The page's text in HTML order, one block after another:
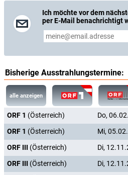
Ich möchte vor dem
per E-Mail benachrichtigt
Bisherige Ausstrahlungstermine:
alle anzeigen
ORF 1 (Österreich) Do,
ORF 1 (Österreich) Mi,
ORF III (Österreich) Di,
ORF III (Österreich) Di,